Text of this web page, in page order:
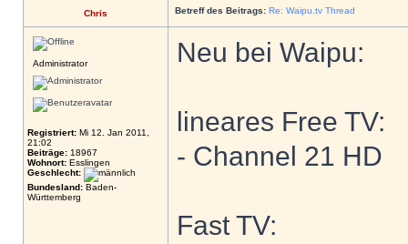
Chris Betreff des Beitrags: Re: Waipu.tv Thread
Administrator
Registriert: Mi 12. Jan 2011,
21:02
Beiträge: 18967
Wohnort: Esslingen
Geschlecht:
Bundesland: Baden-
Württemberg
Neu bei Waipu:
lineares Free TV:
- Channel 21 HD
Fast TV: